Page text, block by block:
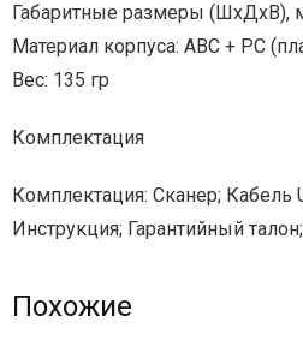
Габаритные размеры (ШхДхВ),
Материал корпуса: ABC + PC
Вес: 135 гр
Комплектация
Комплектация: Сканер; Кабель
Инструкция; Гарантийный
Похожие